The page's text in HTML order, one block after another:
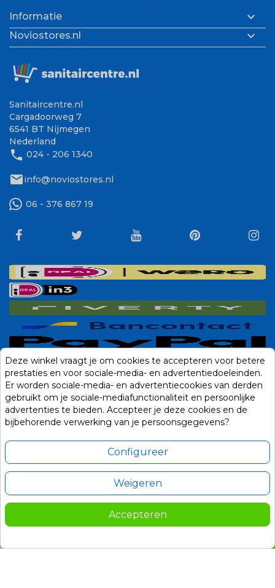
Informatie 
Noviostores.nl 
Sanitaircentre.nl
Cargadoorweg 7
6541 BT Nijmegen
Nederland
phone 024 - 206 1340
mailinfo@noviostores.nl
06 - 376 867 19
Deze winkel vraagt je om cookies te accepteren voor betere
prestaties en voor sociale-media- en advertentiedoeleinden.
Er worden sociale-media- en advertentiecookies van derden
gebruikt om je sociale-mediafunctionaliteit en persoonlijke
advertenties te bieden. Accepteer je deze cookies en de
bijbehorende verwerking van je persoonsgegevens?
Configureer
Weigeren
Accepteren